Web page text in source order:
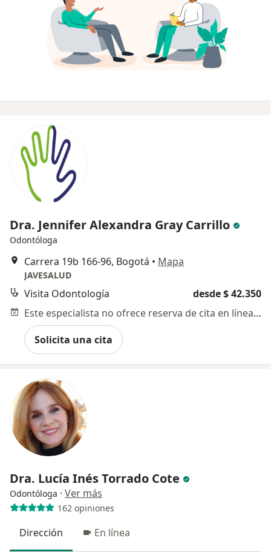
Dra. Jennifer Alexandra Gray Carrillo
Odontóloga
Carrera 19b 166-96, Bogotá • Mapa
JAVESALUD
Visita Odontología
desde $ 42.350
Este especialista no ofrece reserva de cita en línea en esta dirección.
Solicita una cita
Dra. Lucía Inés Torrado Cote
Odontóloga · Ver más
162 opiniones
Dirección En línea